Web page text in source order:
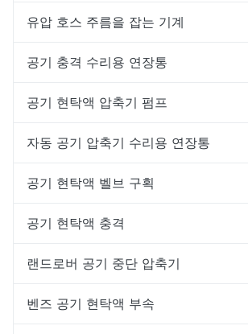
유압 호스 주름을 잡는 기계
공기 충격 수리용 연장통
공기 현탁액 압축기 펌프
자동 공기 압축기 수리용 연장통
공기 현탁액 벨브 구획
공기 현탁액 충격
랜드로버 공기 중단 압축기
벤즈 공기 현탁액 부속